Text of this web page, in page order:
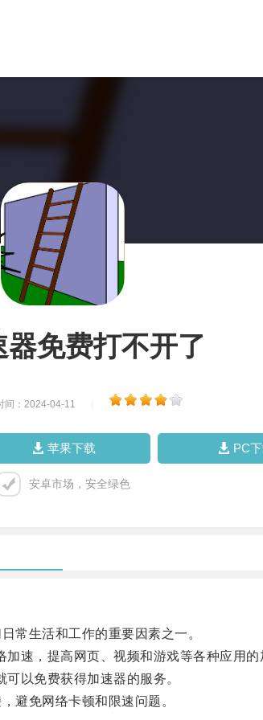
免费打不开了
间：2024-04-11
苹果下载 PC
安卓市场，安全绿色
生活和工作的重要因素之一。
，提高网页、视频和游戏等各种应用的
以免费获得加速器的服务。
免网络卡顿和限速问题。